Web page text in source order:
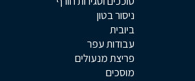
ניסור בטון
ביובית
עבודות עפר
פריצת מנעולים
מוסכים